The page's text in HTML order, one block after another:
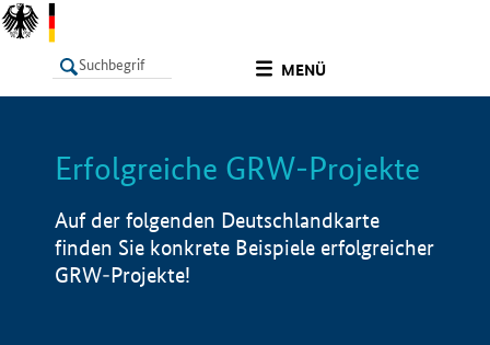
MENÜ
LISTE Info
Erfolgreiche GRW-Projekte
Auf der folgenden Deutschlandkarte
finden Sie konkrete Beispiele erfolgreicher
GRW-Projekte!